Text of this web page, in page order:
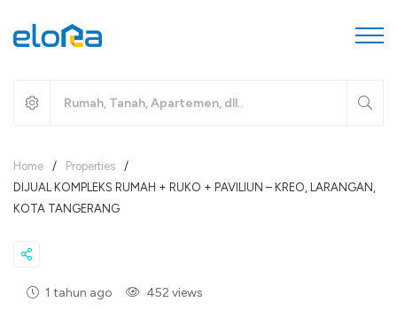
Home / Properties
/
DIJUAL KOMPLEKS RUMAH + RUKO + PAVILIUN – KREO, LARANGAN,
KOTA TANGERANG
1 tahun ago 452 views